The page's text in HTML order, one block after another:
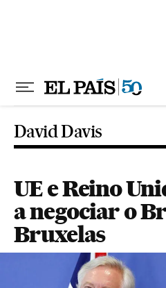
David Davis
UE e Reino
a negociar o
Bruxelas